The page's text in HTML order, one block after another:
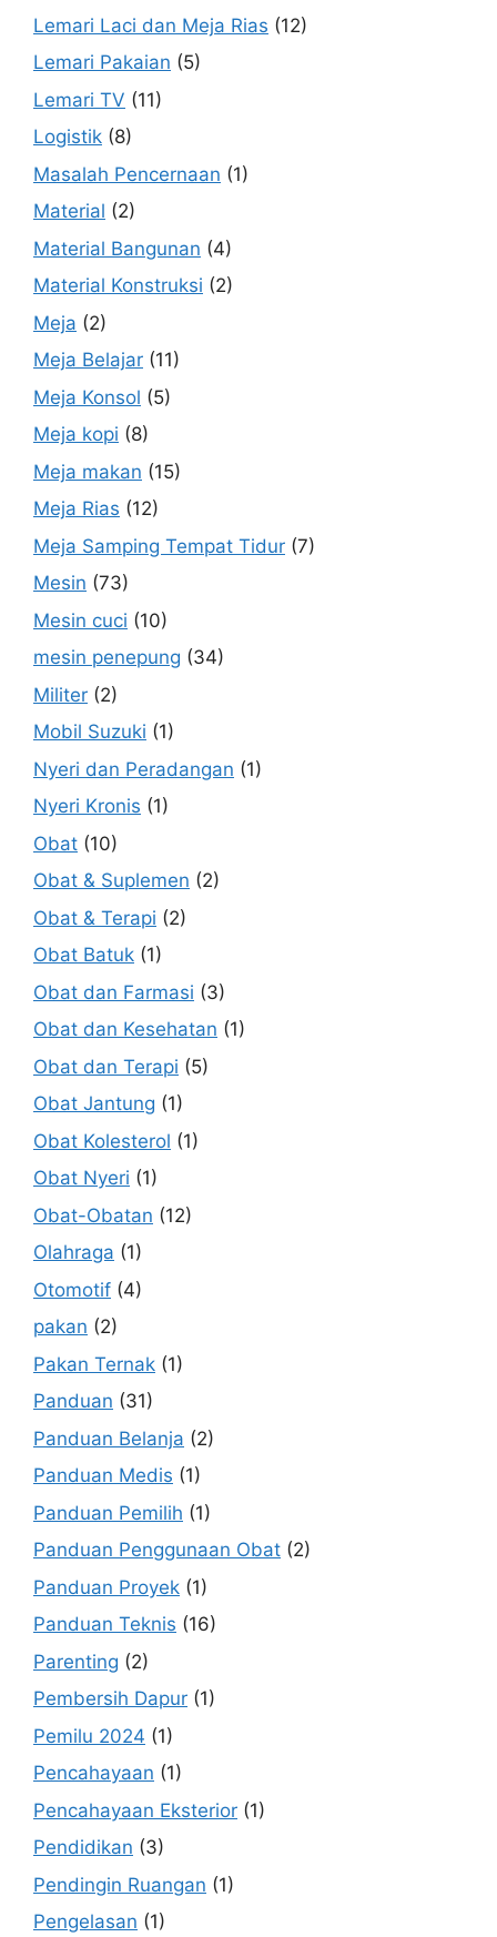
Lemari Laci dan Meja Rias (12)
Lemari Pakaian (5)
Lemari TV (11)
Logistik (8)
Masalah Pencernaan (1)
Material (2)
Material Bangunan (4)
Material Konstruksi (2)
Meja (2)
Meja Belajar (11)
Meja Konsol (5)
Meja kopi (8)
Meja makan (15)
Meja Rias (12)
Meja Samping Tempat Tidur (7)
Mesin (73)
Mesin cuci (10)
mesin penepung (34)
Militer (2)
Mobil Suzuki (1)
Nyeri dan Peradangan (1)
Nyeri Kronis (1)
Obat (10)
Obat & Suplemen (2)
Obat & Terapi (2)
Obat Batuk (1)
Obat dan Farmasi (3)
Obat dan Kesehatan (1)
Obat dan Terapi (5)
Obat Jantung (1)
Obat Kolesterol (1)
Obat Nyeri (1)
Obat-Obatan (12)
Olahraga (1)
Otomotif (4)
pakan (2)
Pakan Ternak (1)
Panduan (31)
Panduan Belanja (2)
Panduan Medis (1)
Panduan Pemilih (1)
Panduan Penggunaan Obat (2)
Panduan Proyek (1)
Panduan Teknis (16)
Parenting (2)
Pembersih Dapur (1)
Pemilu 2024 (1)
Pencahayaan (1)
Pencahayaan Eksterior (1)
Pendidikan (3)
Pendingin Ruangan (1)
Pengelasan (1)